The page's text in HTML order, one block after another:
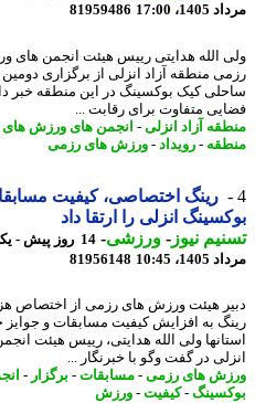
17:00
81959486
الله هدایتی رییس هیئت انجمن های
منطقه آزاد انزلی از برگزاری دومین
کیک بوکسینگ در این منطقه خبر داد و
متفاوت برای رقابت ...
آزاد انزلی-انجمن های ورزش های
-رویداد-ورزش های رزمی
رینگ اختصاصی، کیفیت مسابقات
انزلی را ارتقا داد
نیوز-ورزشی-
10:45
81956148
هیئت ورزش های رزمی از اختصاص هزینه
به افزایش کیفیت مسابقات و جوایز خبر
ولی الله هدایتی، رییس هیئت انجمن
در گفت وگو با خبرنگار ...
های رزمی -مسابقات-برگزار -
-کیفیت-ورزش